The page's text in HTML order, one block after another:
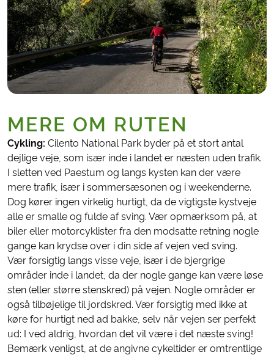
MERE OM RUTEN
Cykling: Cilento National Park byder på et stort antal
dejlige veje, som især inde i landet er næsten uden trafik.
I sletten ved Paestum og langs kysten kan der være
mere trafik, især i sommersæsonen og i weekenderne.
Dog kører ingen virkelig hurtigt, da de vigtigste kystveje
alle er smalle og fulde af sving. Vær opmærksom på, at
biler eller motorcyklister fra den modsatte retning nogle
gange kan krydse over i din side af vejen ved sving.
Vær forsigtig langs visse veje, især i de bjergrige
områder inde i landet, da der nogle gange kan være løse
sten (eller større stenskred) på vejen. Nogle områder er
også tilbøjelige til jordskred. Vær forsigtig med ikke at
køre for hurtigt ned ad bakke, selv når vejen ser perfekt
ud: I ved aldrig, hvordan det vil være i det næste sving!
Bemærk venligst, at de angivne cykeltider er omtrentlige